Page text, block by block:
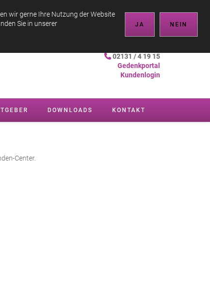
Soforthilfe im Trauerfall
02131 / 4 19 15
Gedenkportal
Kundenlogin
DOWNLOADS KONTAKT
Center.
NEIN
JA
wir gerne Ihre Nutzung der Website
Sie in unserer